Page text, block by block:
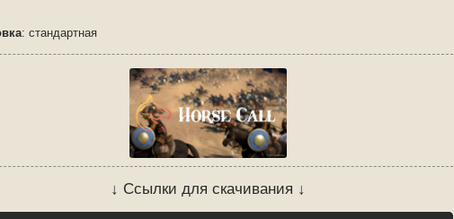
: стандартная
↓ Ссылки для скачивания ↓